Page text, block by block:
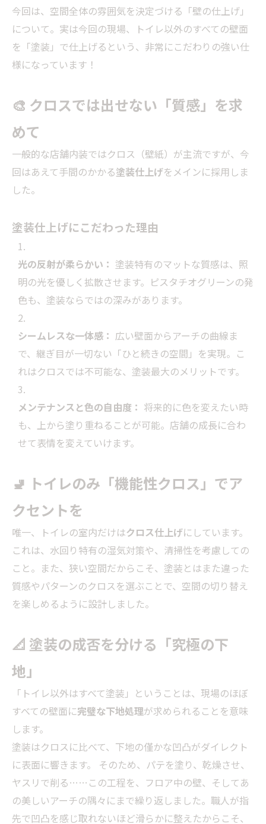
今回は、空間全体の雰囲気を決定づける「壁の仕上げ」
について。実は今回の現場、トイレ以外のすべての壁面
を「塗装」で仕上げるという、非常にこだわりの強い仕
様になっています！
🎨 クロスでは出せない「質感」を求
めて
一般的な店舗内装ではクロス（壁紙）が主流ですが、今
回はあえて手間のかかる塗装仕上げをメインに採用しま
した。
塗装仕上げにこだわった理由
光の反射が柔らかい： 塗装特有のマットな質感は、照
明の光を優しく拡散させます。ピスタチオグリーンの発
色も、塗装ならではの深みがあります。
シームレスな一体感： 広い壁面からアーチの曲線ま
で、継ぎ目が一切ない「ひと続きの空間」を実現。こ
れはクロスでは不可能な、塗装最大のメリットです。
メンテナンスと色の自由度： 将来的に色を変えたい時
も、上から塗り重ねることが可能。店舗の成長に合わ
せて表情を変えていけます。
🚽 トイレのみ「機能性クロス」でア
クセントを
唯一、トイレの室内だけはクロス仕上げにしています。
これは、水回り特有の湿気対策や、清掃性を考慮しての
こと。また、狭い空間だからこそ、塗装とはまた違った
質感やパターンのクロスを選ぶことで、空間の切り替え
を楽しめるように設計しました。
📐 塗装の成否を分ける「究極の下
地」
「トイレ以外はすべて塗装」ということは、現場のほぼ
すべての壁面に完璧な下地処理が求められることを意味
します。
塗装はクロスに比べて、下地の僅かな凹凸がダイレクト
に表面に響きます。 そのため、パテを塗り、乾燥させ、
ヤスリで削る……この工程を、フロア中の壁、そしてあ
の美しいアーチの隅々にまで繰り返しました。職人が指
先で凹凸を感じ取れないほど滑らかに整えたからこそ、